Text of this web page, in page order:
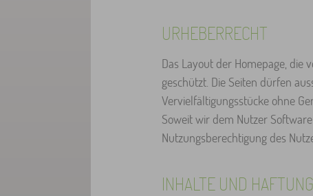
URHEBERRECHT
Das Layout der Homepage,
geschützt. Die Seiten dürfen
Vervielfältigungsstücke ohne
Soweit wir dem Nutzer
Nutzungsberechtigung des
INHALTE UND